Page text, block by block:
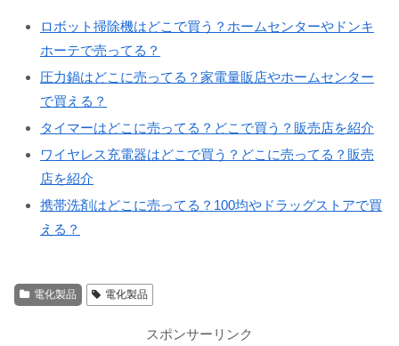
ロボット掃除機はどこで買う？ホームセンターやドンキ
ホーテで売ってる？
圧力鍋はどこに売ってる？家電量販店やホームセンター
で買える？
タイマーはどこに売ってる？どこで買う？販売店を紹介
ワイヤレス充電器はどこで買う？どこに売ってる？販売
店を紹介
携帯洗剤はどこに売ってる？100均やドラッグストアで買
える？
電化製品 電化製品
スポンサーリンク